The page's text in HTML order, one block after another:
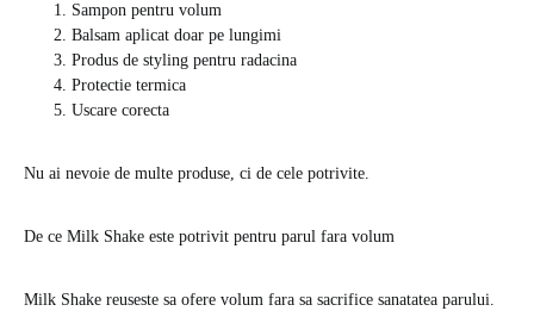
Sampon pentru volum
Balsam aplicat doar pe lungimi
Produs de styling pentru radacina
Protectie termica
Uscare corecta
Nu ai nevoie de multe produse, ci de cele potrivite.
De ce Milk Shake este potrivit pentru parul fara volum
Milk Shake reuseste sa ofere volum fara sa sacrifice sanatatea parului.